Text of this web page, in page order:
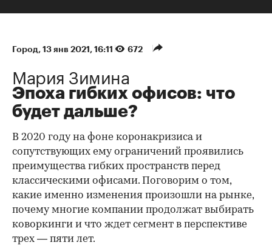
Город⁠, 13 янв 2021, 16:11 672
Мария Зимина
Эпоха гибких офисов: что
будет дальше?
В 2020 году на фоне коронакризиса и
сопутствующих ему ограничений проявились
преимущества гибких пространств перед
классическими офисами. Поговорим о том,
какие именно изменения произошли на рынке,
почему многие компании продолжат выбирать
коворкинги и что ждет сегмент в перспективе
трех — пяти лет.